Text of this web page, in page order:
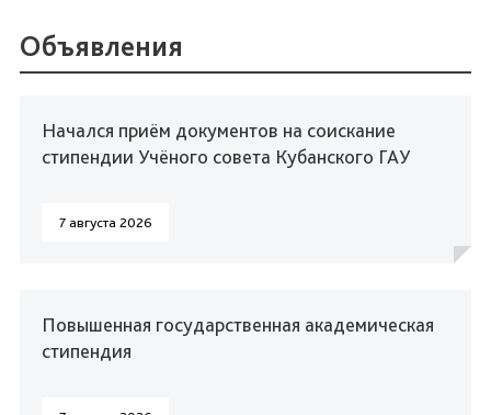
Объявления
Начался приём документов на соискание
стипендии Учёного совета Кубанского ГАУ
7 августа 2026
Повышенная государственная академическая
стипендия